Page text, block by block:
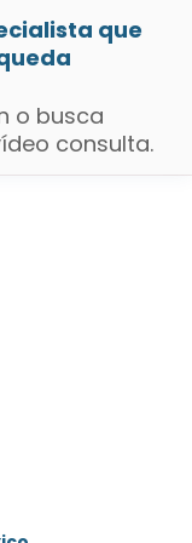
que
o busca
consulta.